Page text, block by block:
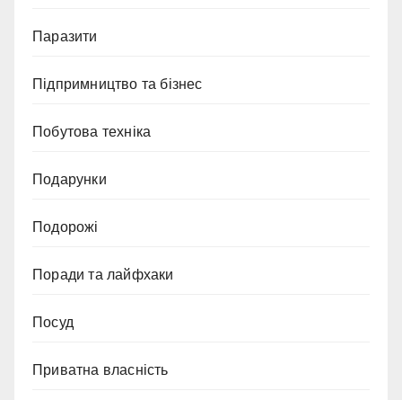
Паразити
Підпримництво та бізнес
Побутова техніка
Подарунки
Подорожі
Поради та лайфхаки
Посуд
Приватна власність